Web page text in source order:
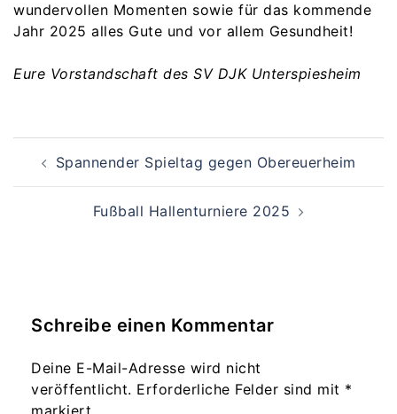
wundervollen Momenten sowie für das kommende
Jahr 2025 alles Gute und vor allem Gesundheit!
Eure Vorstandschaft des SV DJK Unterspiesheim
Spannender Spieltag gegen Obereuerheim
Fußball Hallenturniere 2025
Schreibe einen Kommentar
Deine E-Mail-Adresse wird nicht
veröffentlicht. Erforderliche Felder sind mit *
markiert